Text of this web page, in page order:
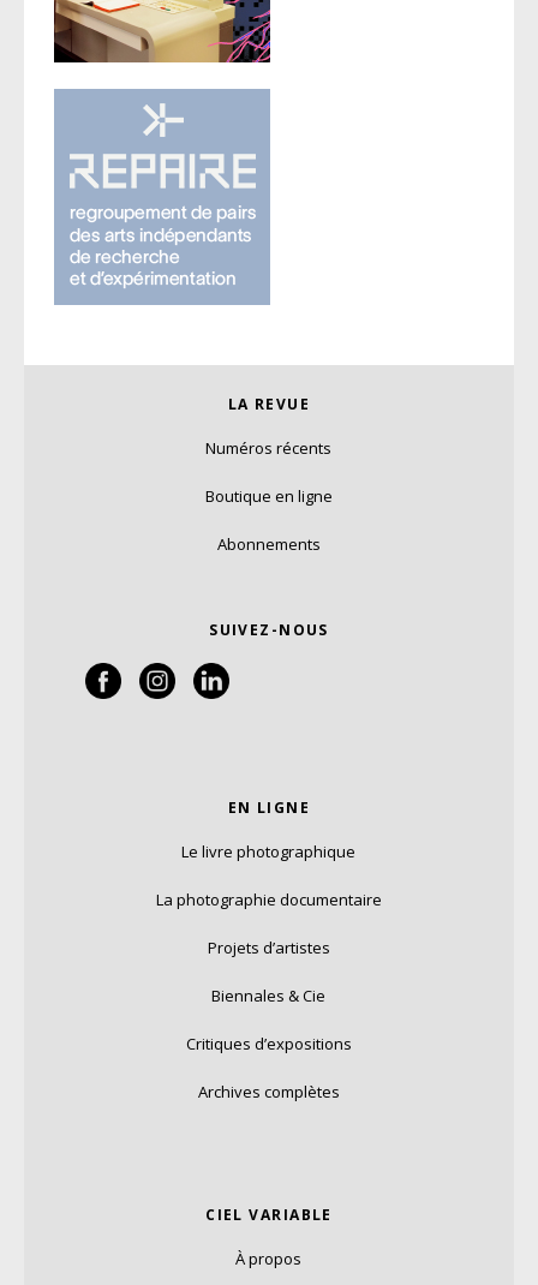
LA REVUE
Numéros récents
Boutique en ligne
Abonnements
SUIVEZ-NOUS
EN LIGNE
Le livre photographique
La photographie documentaire
Projets d’artistes
Biennales & Cie
Critiques d’expositions
Archives complètes
CIEL VARIABLE
À propos